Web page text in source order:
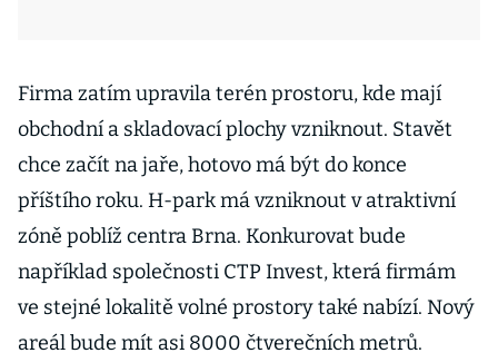
Firma zatím upravila terén prostoru, kde mají
obchodní a skladovací plochy vzniknout. Stavět
chce začít na jaře, hotovo má být do konce
příštího roku. H-park má vzniknout v atraktivní
zóně poblíž centra Brna. Konkurovat bude
například společnosti CTP Invest, která firmám
ve stejné lokalitě volné prostory také nabízí. Nový
areál bude mít asi 8000 čtverečních metrů.